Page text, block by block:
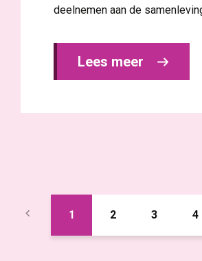
deelnemen aan de
Lees meer
1 2 3 4